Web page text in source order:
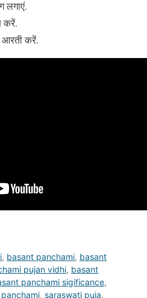
लगाएं.
करें.
आरती करें.
, basant panchami, basant
pujan vidhi, basant
panchami sigificance,
, saraswati puja,